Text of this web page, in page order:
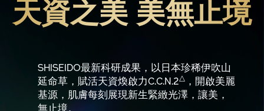
天資之美 美無止境
SHISEIDO最新科研成果，以日本珍稀伊吹山
延命草，賦活天資煥啟力C.C.N.2△，開啟美麗
基源，肌膚每刻展現新生緊緻光澤，讓美，
無止境。